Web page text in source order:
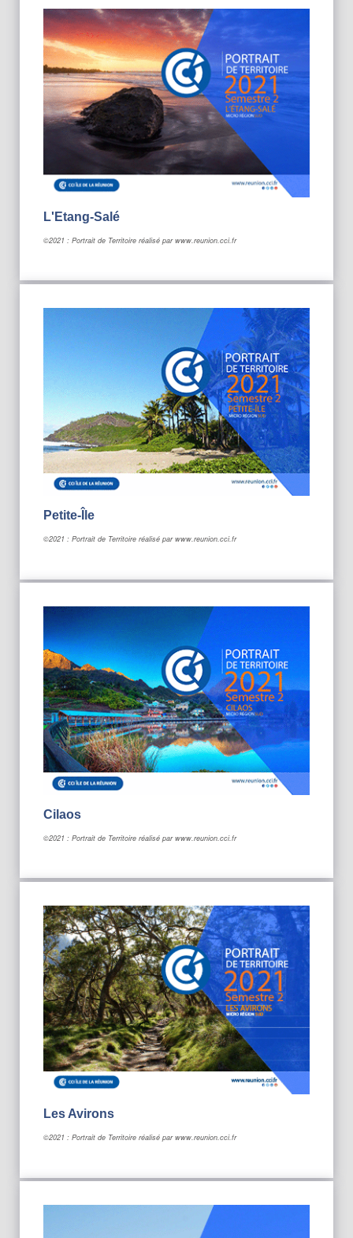
L'Etang-Salé
©2021 : Portrait de Territoire réalisé par www.reunion.cci.fr
Petite-Île
©2021 : Portrait de Territoire réalisé par www.reunion.cci.fr
Cilaos
©2021 : Portrait de Territoire réalisé par www.reunion.cci.fr
Les Avirons
©2021 : Portrait de Territoire réalisé par www.reunion.cci.fr